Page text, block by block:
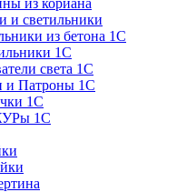
из кориана
и светильники
из бетона 1С
1С
света 1С
и Патроны 1С
1С
1С